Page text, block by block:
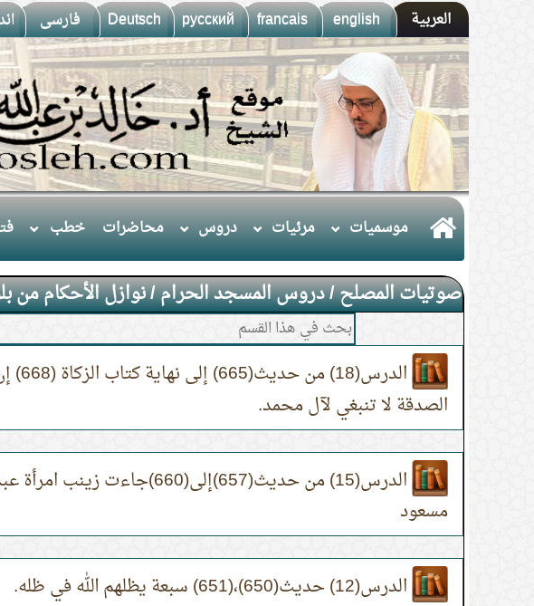
العربية english
francais
русский
Deutsch فارسى
موسميات مرئيات دروس محاضرات خطب
صوتيات المصلح/دروس المسجد الحرام/نوازل الأحكام من
الدرس(18) من حديث(665) إلى
الصدقة لا تنبغي لآل محمد.
الدرس(15) من حديث(657)إلى(660)جاءت زينب
مسعود
الدرس(12) حديث(650)،(651) سبعة يظلهم الله في ظله.